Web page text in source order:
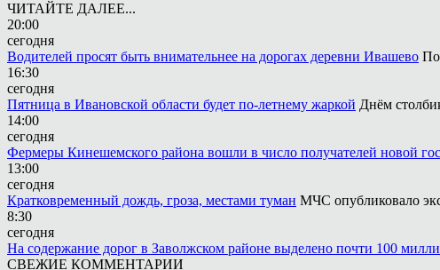
ЧИТАЙТЕ ДАЛЕЕ...
20:00
сегодня
Водителей просят быть внимательнее на дорогах деревни Ивашево
16:30
сегодня
Пятница в Ивановской области будет по-летнему жаркой Днём
14:00
сегодня
Фермеры Кинешемского района вошли в число получателей новой
13:00
сегодня
Кратковременный дождь, гроза, местами туман МЧС опубликовало
8:30
сегодня
На содержание дорог в Заволжском районе выделено почти 100
СВЕЖИЕ КОММЕНТАРИИ